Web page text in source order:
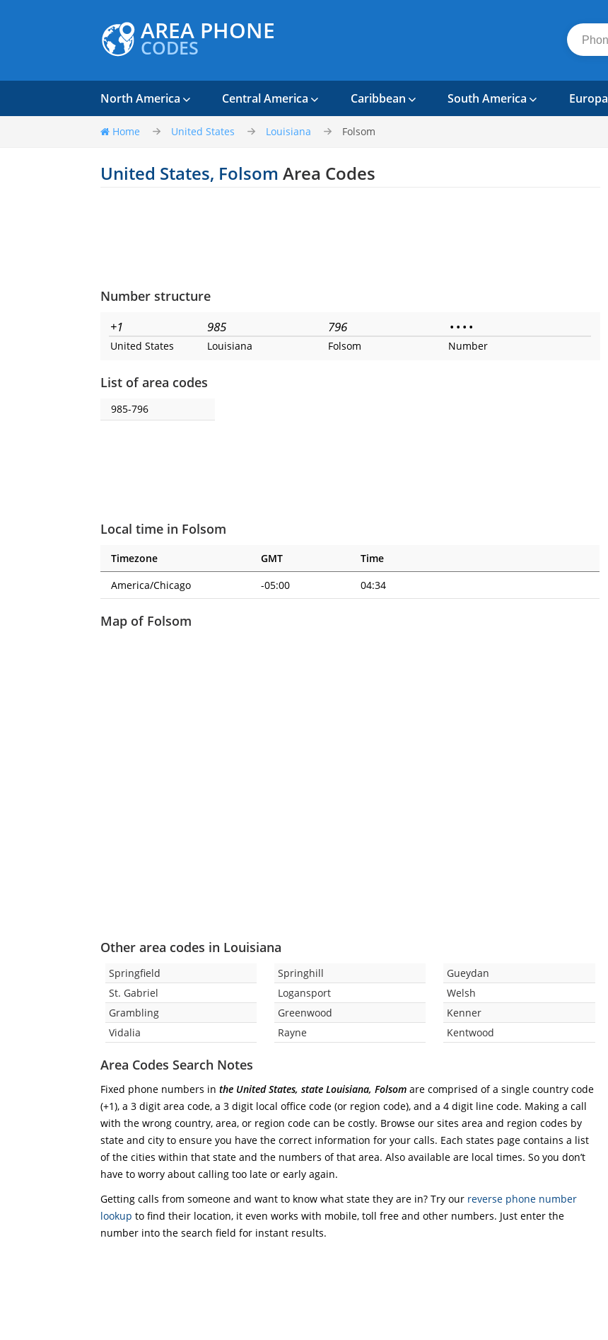
AREA PHONE
CODES
North America Central America Caribbean South America Europa
Home United States Louisiana Folsom
United States, Folsom Area Codes
Number structure
+1 985 796 • • • •
United States Louisiana Folsom Number
List of area codes
985-796
Local time in Folsom
Timezone GMT
Time
America/Chicago
-05:00 04:34
Map of Folsom
Other area codes in Louisiana
Springfield
St. Gabriel
Grambling
Vidalia
Springhill
Logansport
Greenwood
Rayne
Gueydan
Welsh
Kenner
Kentwood
Area Codes Search Notes
Fixed phone numbers in the United States, state Louisiana, Folsom are comprised of a single country code
(+1), a 3 digit area code, a 3 digit local office code (or region code), and a 4 digit line code. Making a call
with the wrong country, area, or region code can be costly. Browse our sites area and region codes by
state and city to ensure you have the correct information for your calls. Each states page contains a list
of the cities within that state and the numbers of that area. Also available are local times. So you don’t
have to worry about calling too late or early again.
Getting calls from someone and want to know what state they are in? Try our reverse phone number
lookup to find their location, it even works with mobile, toll free and other numbers. Just enter the
number into the search field for instant results.